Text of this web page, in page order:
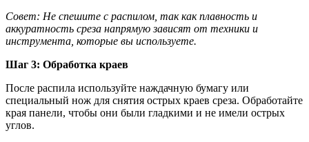
Совет: Не спешите с распилом, так как плавность и
аккуратность среза напрямую зависят от техники и
инструмента, которые вы используете.
Шаг 3: Обработка краев
После распила используйте наждачную бумагу или
специальный нож для снятия острых краев среза. Обработайте
края панели, чтобы они были гладкими и не имели острых
углов.